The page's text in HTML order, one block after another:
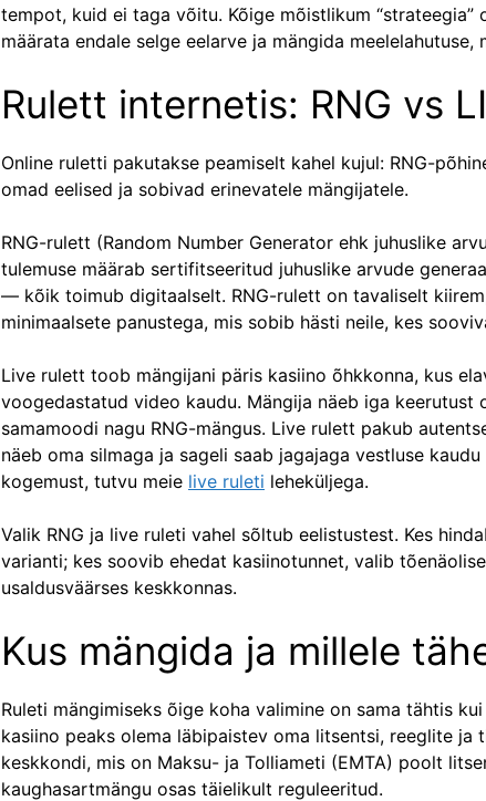
tempot, kuid ei taga võitu. Kõige mõistlikum “strateegia”
määrata endale selge eelarve ja mängida meelelahutuse,
Rulett internetis: RNG vs
Online ruletti pakutakse peamiselt kahel kujul: RNG-
omad eelised ja sobivad erinevatele mängijatele.
RNG-rulett (Random Number Generator ehk juhuslike
tulemuse määrab sertifitseeritud juhuslike arvude
— kõik toimub digitaalselt. RNG-rulett on tavaliselt
minimaalsete panustega, mis sobib hästi neile, kes
Live rulett toob mängijani päris kasiino õhkkonna, kus
voogedastatud video kaudu. Mängija näeb iga keerutust
samamoodi nagu RNG-mängus. Live rulett pakub
näeb oma silmaga ja sageli saab jagajaga vestluse
kogemust, tutvu meie live ruleti leheküljega.
Valik RNG ja live ruleti vahel sõltub eelistustest. Kes
varianti; kes soovib ehedat kasiinotunnet, valib
usaldusväärses keskkonnas.
Kus mängida ja millele
Ruleti mängimiseks õige koha valimine on sama tähtis
kasiino peaks olema läbipaistev oma litsentsi, reeglite ja
keskkondi, mis on Maksu- ja Tolliameti (EMTA) poolt
kaughasartmängu osas täielikult reguleeritud.